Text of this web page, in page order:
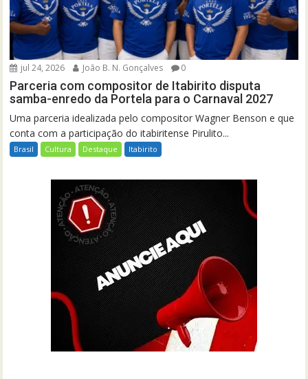
jul 24, 2026 João B. N. Gonçalves 0
Parceria com compositor de Itabirito disputa
samba-enredo da Portela para o Carnaval 2027
Uma parceria idealizada pelo compositor Wagner Benson e que
conta com a participação do itabiritense Pirulito...
Brasil Cultura Destaque Itabirito